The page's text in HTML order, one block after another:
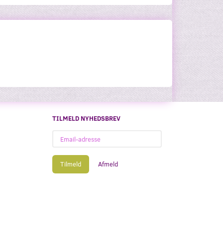
TILMELD NYHEDSBREV
adresse
Tilmeld Afmeld